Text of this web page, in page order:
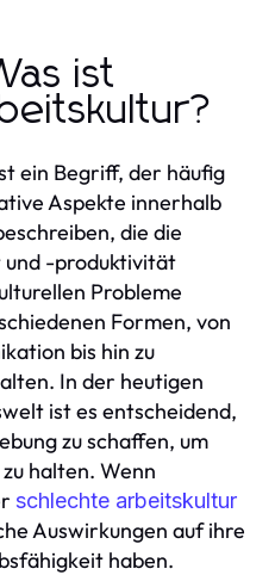
ist
ein Begriff, der häufig
Aspekte innerhalb
die die
-produktivität
Probleme
Formen, von
bis hin zu
In der heutigen
ist es entscheidend,
zu schaffen, um
halten. Wenn
schlechte arbeitskultur
Auswirkungen auf ihre
haben.